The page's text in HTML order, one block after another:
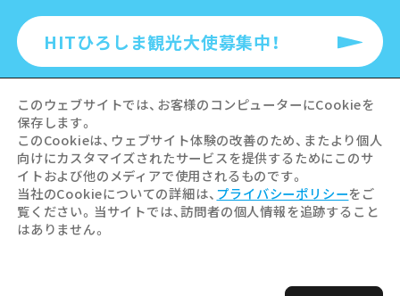
HITひろしま観光大使募集中！
LINK
事業者・学校関係者の皆さま
このウェブサイトでは、お客様のコンピューターにCookieを
保存します。
このCookieは、ウェブサイト体験の改善のため、またより個人
向けにカスタマイズされたサービスを提供するためにこのサ
イトおよび他のメディアで使用されるものです。
当社のCookieについての詳細は、 プライバシーポリシーをご
覧ください。当サイトでは、訪問者の個人情報を追跡すること
はありません。